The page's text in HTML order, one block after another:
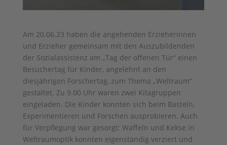
Am 20.06.23 haben die angehenden Erzieherinnen
und Erzieher gemeinsam mit den Auszubildenden
der Sozialassistenz am „Tag der offenen Tür“ einen
Besuchertag für Kinder, angelehnt an den
diesjährigen Forschertag, zum Thema „Weltraum“
gestaltet. Zu 9.00 Uhr waren zwei Kitagruppen
eingeladen. Die Kinder konnten sich beim Basteln,
Experimentieren und Forschen ausprobieren. Auch
für Verpflegung war gesorgt: Waffeln und Kekse in
Weltraumoptik konnten eigenständig verziert und